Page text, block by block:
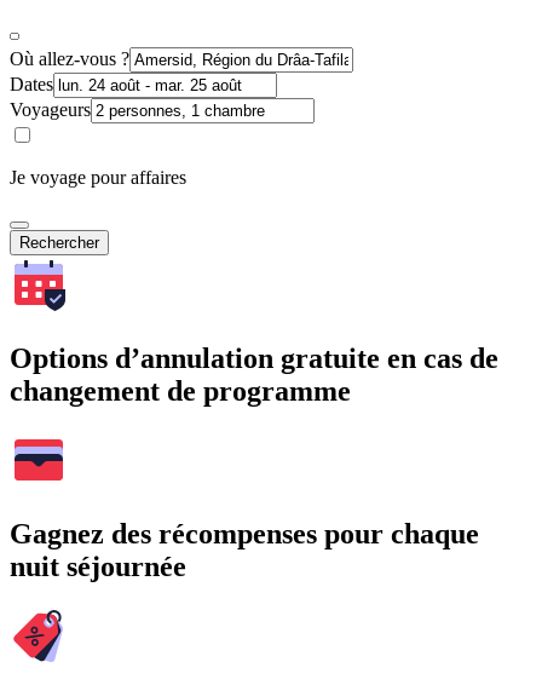
Où allez-vous ?
Dates
Voyageurs
Je voyage pour affaires
Rechercher
Options d’annulation gratuite en cas de
changement de programme
Gagnez des récompenses pour chaque
nuit séjournée